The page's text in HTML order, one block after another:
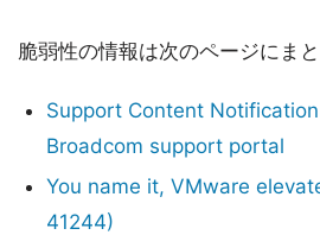
脆弱性の情報は次のページにまと
Support Content
Broadcom support portal
You name it, VMware
41244)